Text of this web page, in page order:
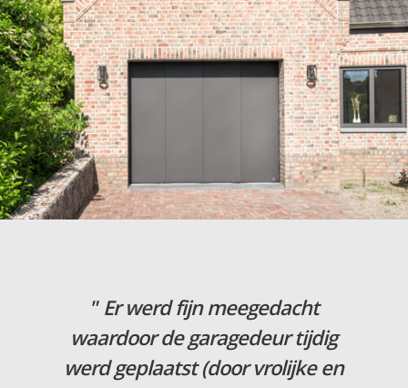
Er werd fijn meegedacht
waardoor de garagedeur tijdig
werd geplaatst (door vrolijke en